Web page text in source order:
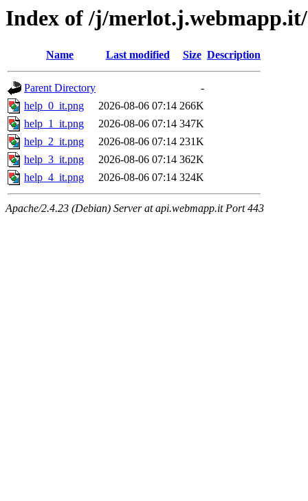
Index of /j/merlot.j.webmapp.it/
Name Last modified Size Description
Parent Directory
-
help_0_it.png
2026-08-06 07:14 266K
help_1_it.png
2026-08-06 07:14 347K
help_2_it.png
2026-08-06 07:14 231K
help_3_it.png
2026-08-06 07:14 362K
help_4_it.png
2026-08-06 07:14 324K
Apache/2.4.23 (Debian) Server at api.webmapp.it Port 443